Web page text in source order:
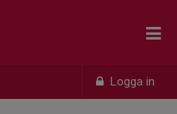
Logga in